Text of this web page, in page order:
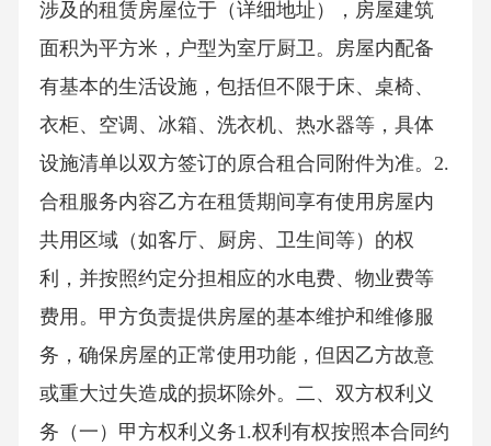
涉及的租赁房屋位于（详细地址），房屋建筑
面积为平方米，户型为室厅厨卫。房屋内配备
有基本的生活设施，包括但不限于床、桌椅、
衣柜、空调、冰箱、洗衣机、热水器等，具体
设施清单以双方签订的原合租合同附件为准。2.
合租服务内容乙方在租赁期间享有使用房屋内
共用区域（如客厅、厨房、卫生间等）的权
利，并按照约定分担相应的水电费、物业费等
费用。甲方负责提供房屋的基本维护和维修服
务，确保房屋的正常使用功能，但因乙方故意
或重大过失造成的损坏除外。二、双方权利义
务（一）甲方权利义务1.权利有权按照本合同约